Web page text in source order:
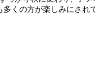
多くの方が楽しみにさ